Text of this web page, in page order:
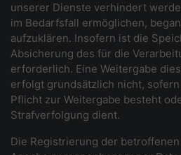
unserer Dienste verhindert
im Bedarfsfall ermöglichen,
aufzuklären. Insofern ist die
Absicherung des für die
erforderlich. Eine Weitergabe
erfolgt grundsätzlich nicht,
Pflicht zur Weitergabe besteht
Strafverfolgung dient.
Die Registrierung der